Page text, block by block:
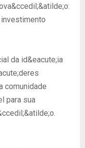
da id&eacute;ia
comunidade
para sua